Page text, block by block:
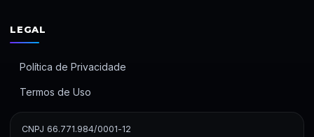
LEGAL
Política de Privacidade
Termos de Uso
CNPJ 66.771.984/0001-12